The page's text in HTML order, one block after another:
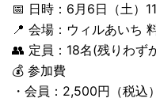
📅 日時：6月6日（土）
📍 会場：ウィルあいち
👥 定員：18名(残りわず
💰 参加費
・会員：2,500円（税込）